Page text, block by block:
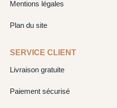
Mentions légales
Plan du site
SERVICE CLIENT
Livraison gratuite
Paiement sécurisé